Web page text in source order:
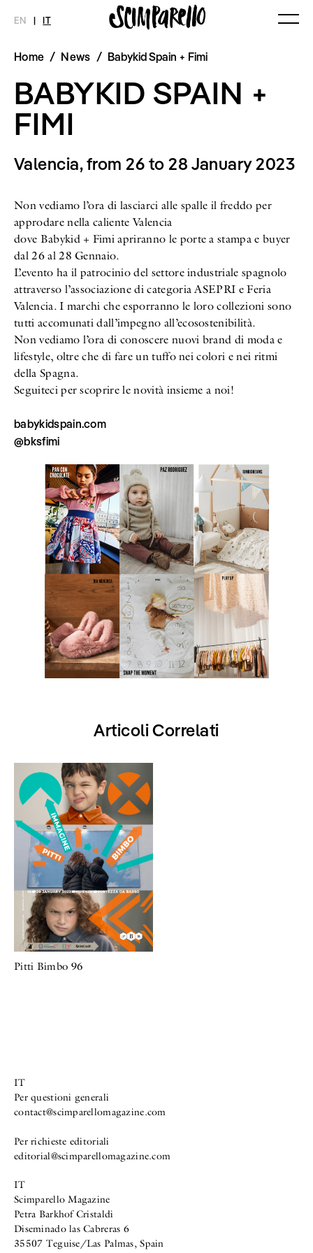
EN | IT
MAGAZINE
Ultimo Numero
Archivio
NOVITÀ MODA
Collezioni
Editoriali
INTERVIEW SCIMPARELLO
Newsletter
Privacy Policy
Imprint
Home / News / Babykid Spain + Fimi
BABYKID SPAIN +
FIMI
Valencia, from 26 to 28 January 2023
Non vediamo l’ora di lasciarci alle spalle il freddo per
approdare nella caliente Valencia
dove Babykid + Fimi apriranno le porte a stampa e buyer
dal 26 al 28 Gennaio.
L’evento ha il patrocinio del settore industriale spagnolo
attraverso l’associazione di categoria ASEPRI e Feria
Valencia. I marchi che esporranno le loro collezioni sono
tutti accomunati dall’impegno all’ecosostenibilità.
Non vediamo l’ora di conoscere nuovi brand di moda e
lifestyle, oltre che di fare un tuffo nei colori e nei ritmi
della Spagna.
Seguiteci per scoprire le novità insieme a noi!
babykidspain.com
@bksfimi
Articoli Correlati
Pitti Bimbo 96
IT
Per questioni generali
contact@scimparellomagazine.com
Per richieste editoriali
editorial@scimparellomagazine.com
IT
Scimparello Magazine
Petra Barkhof Cristaldi
Diseminado las Cabreras 6
35507 Teguise/Las Palmas, Spain